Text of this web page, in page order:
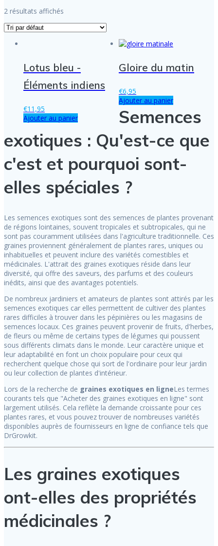
2 résultats affichés
Lotus bleu -
Éléments indiens
€11,95
Ajouter au panier
Gloire du matin
€6,95
Ajouter au panier
Semences
exotiques : Qu'est-ce que
c'est et pourquoi sont-
elles spéciales ?
Les semences exotiques sont des semences de plantes provenant
de régions lointaines, souvent tropicales et subtropicales, qui ne
sont pas couramment utilisées dans l'agriculture traditionnelle. Ces
graines proviennent généralement de plantes rares, uniques ou
inhabituelles et peuvent inclure des variétés comestibles et
médicinales. L'attrait des graines exotiques réside dans leur
diversité, qui offre des saveurs, des parfums et des couleurs
inédits, ainsi que des avantages potentiels.
De nombreux jardiniers et amateurs de plantes sont attirés par les
semences exotiques car elles permettent de cultiver des plantes
rares difficiles à trouver dans les pépinières ou les magasins de
semences locaux. Ces graines peuvent provenir de fruits, d'herbes,
de fleurs ou même de certains types de légumes qui poussent
sous différents climats dans le monde. Leur caractère unique et
leur adaptabilité en font un choix populaire pour ceux qui
recherchent quelque chose qui sort de l'ordinaire pour leur jardin
ou leur collection de plantes d'intérieur.
Lors de la recherche de graines exotiques en ligneLes termes
courants tels que "Acheter des graines exotiques en ligne" sont
largement utilisés. Cela reflète la demande croissante pour ces
plantes rares, et vous pouvez trouver de nombreuses variétés
disponibles auprès de fournisseurs en ligne de confiance tels que
DrGrowkit.
Les graines exotiques
ont-elles des propriétés
médicinales ?